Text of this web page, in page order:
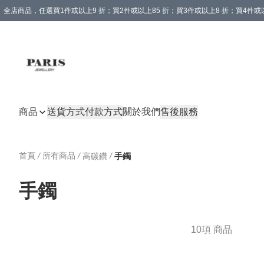
全店商品，任選買1件或以上9 折；買2件或以上85 折；買3件或以上8 折；買4件或
商品 送貨方式付款方式關於我們售後服務
首頁 / 所有商品 / 高碳鑽 / 手鐲
手鐲
10項 商品